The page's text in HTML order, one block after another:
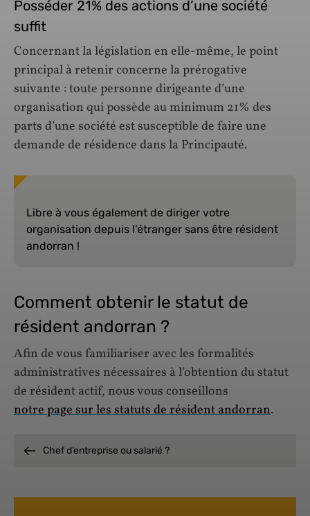
Posséder 21% des actions d’une société
suffit
Concernant la législation en elle-même, le point
principal à retenir concerne la prérogative
suivante : toute personne dirigeante d’une
organisation qui possède au minimum 21% des
parts d’une société est susceptible de faire une
demande de résidence dans la Principauté.
Libre à vous également de diriger votre
organisation depuis l’étranger sans être résident
andorran !
Comment obtenir le statut de
résident andorran ?
Afin de vous familiariser avec les formalités
administratives nécessaires à l’obtention du statut
de résident actif, nous vous conseillons
notre page sur les statuts de résident andorran.
Chef d’entreprise ou salarié ?